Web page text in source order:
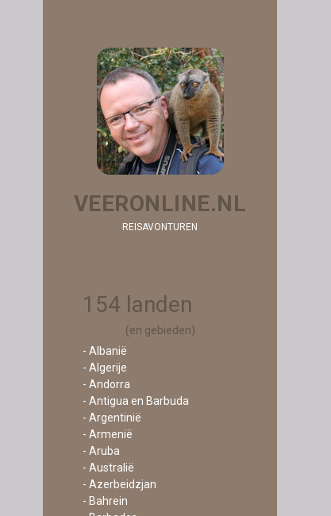
VEERONLINE.NL
REISAVONTUREN
154 landen
(en gebieden)
- Albanië
- Algerije
- Andorra
- Antigua en Barbuda
- Argentinië
- Armenië
- Aruba
- Australië
- Azerbeidzjan
- Bahrein